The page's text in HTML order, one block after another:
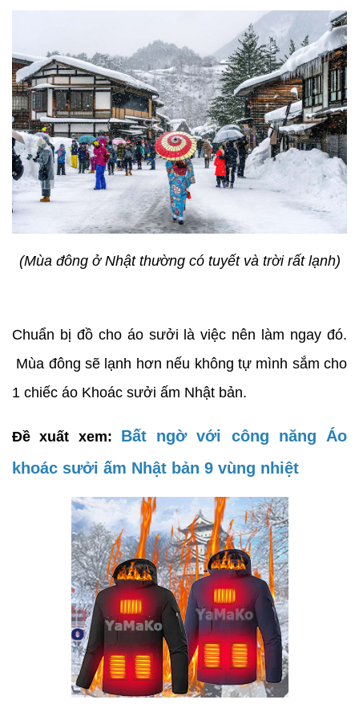
(Mùa đông ở Nhật thường có tuyết và trời rất lạnh)
Chuẩn bị đồ cho áo sưởi là việc nên làm ngay đó.
Mùa đông sẽ lạnh hơn nếu không tự mình sắm cho
1 chiếc áo Khoác sưởi ấm Nhật bản.
Đề xuất xem:
Bất ngờ với công năng Áo
khoác sưởi ấm Nhật bản 9 vùng nhiệt